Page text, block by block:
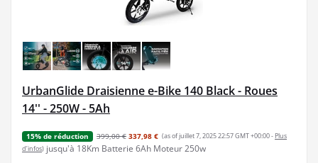
UrbanGlide Draisienne e-Bike 140 Black - Roues
14'' - 250W - 5Ah
15% de réduction 399,00 € 337,98 € (as of juillet 7, 2025 22:57 GMT +00:00 - Plus
d’infos) jusqu'à 18Km Batterie 6Ah Moteur 250w